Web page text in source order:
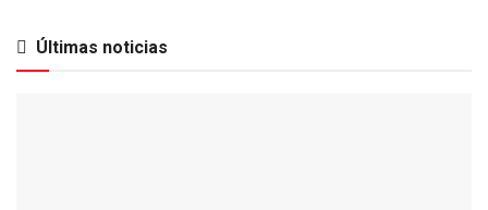
Últimas noticias